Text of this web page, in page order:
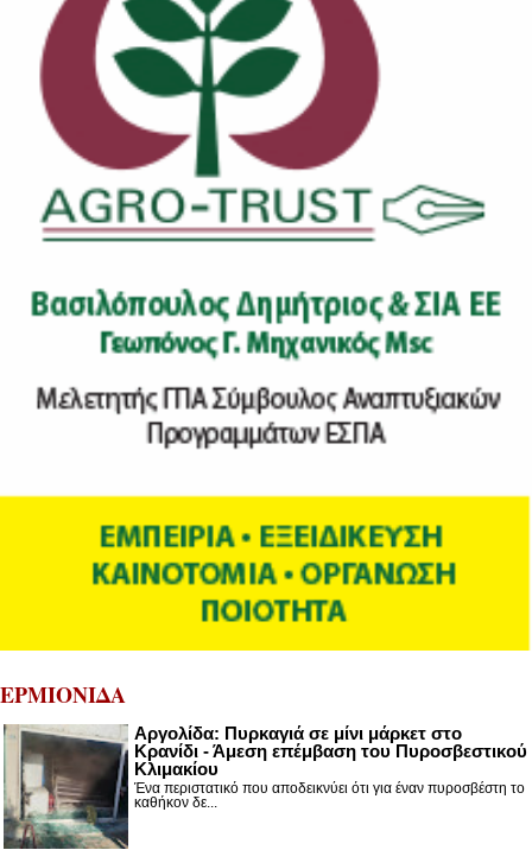
ΕΡΜΙΟΝΙΔΑ
Αργολίδα: Πυρκαγιά σε μίνι μάρκετ στο
Κρανίδι - Άμεση επέμβαση του Πυροσβεστικού
Κλιμακίου
Ένα περιστατικό που αποδεικνύει ότι για έναν πυροσβέστη το
καθήκον δε...